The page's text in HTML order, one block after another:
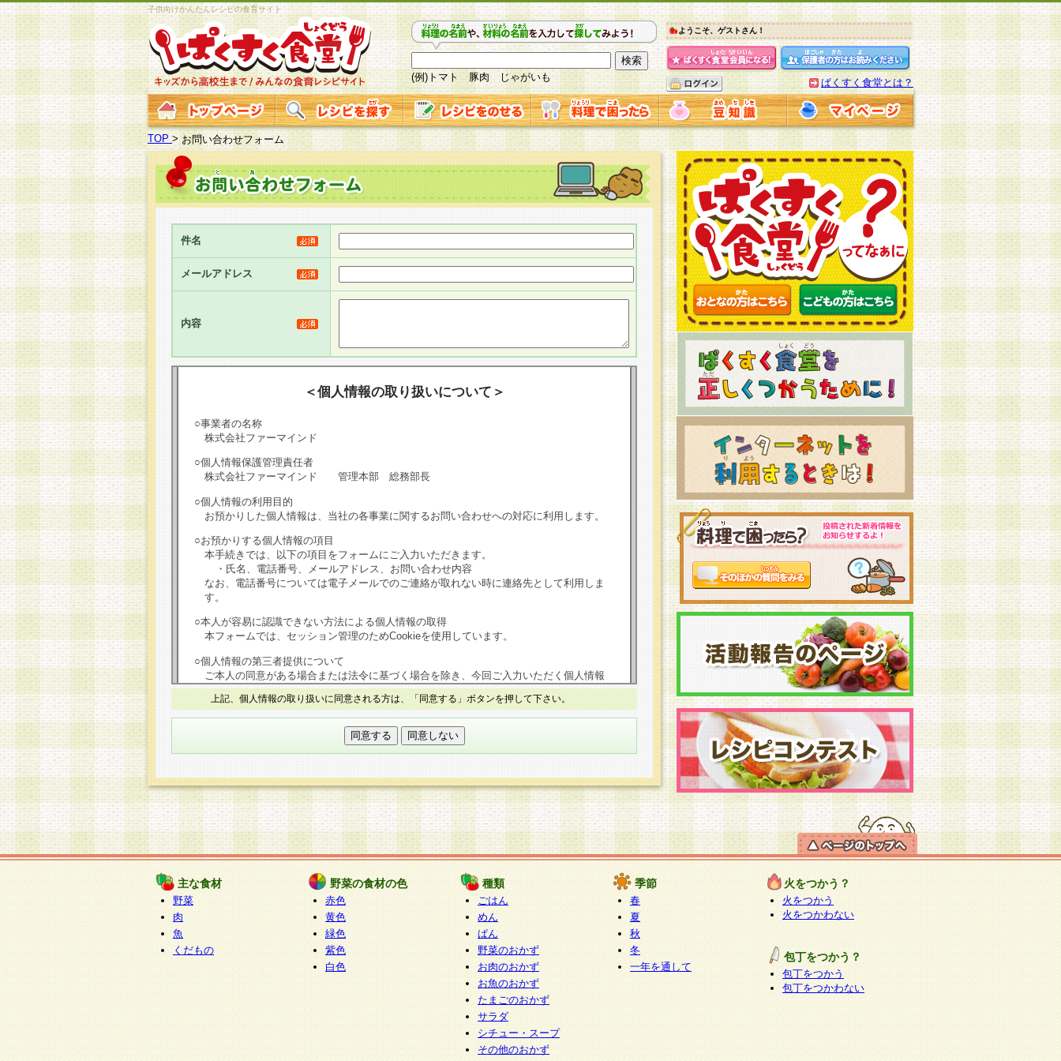
子供向けかんたんレシピの食育サイト
(例)トマト 豚肉 じゃがいも
ようこそ、ゲストさん！
ぱくすく食堂とは？
TOP >お問い合わせフォーム
件名
メールアドレス
内容
＜個人情報の取り扱いについて＞
○事業者の名称
株式会社ファーマインド
○個人情報保護管理責任者
株式会社ファーマインド 管理本部 総務部長
○個人情報の利用目的
お預かりした個人情報は、当社の各事業に関するお問い合わせへの対応に利用します。
○お預かりする個人情報の項目
本手続きでは、以下の項目をフォームにご入力いただきます。
・氏名、電話番号、メールアドレス、お問い合わせ内容
なお、電話番号については電子メールでのご連絡が取れない時に連絡先として利用しま
す。
○本人が容易に認識できない方法による個人情報の取得
本フォームでは、セッション管理のためCookieを使用しています。
○個人情報の第三者提供について
ご本人の同意がある場合または法令に基づく場合を除き、今回ご入力いただく個人情報
は第三者に提供しません。
個人情報の取り扱いを外部に委託する場合は、当社が規定する個人情報管理基準を満た
す企業を選定して委託を行い、適切な取り扱いが行われるよう監督します。
本人からの求めにより、当社が本件により取得した開示対象個人情報の利用目的の通
知・開示・内容の訂正・追加または削除・利用の停止・消去及び第三者への提供の禁止
（以下、総称して「開示等」といいます。）に応じます。
開示等に応じる窓口は以下になります。
ぱくすく食堂個人情報お客様相談窓口
paku-info@pakusuku.com
個人情報を与えることは任意ですが、個人情報の取扱いについて同意をいただけない場
合には、当社のサービスの提供、お客様からのお問い合わせ・ご相談への対応ができな
い場合がございますのでご了承ください。
上記、個人情報の取り扱いに同意される方は、「同意する」ボタンを押して下さい。
主な食材
野菜
肉
魚
くだもの
野菜の食材の色
赤色
黄色
緑色
紫色
白色
種類
ごはん
めん
ぱん
野菜のおかず
お肉のおかず
お魚のおかず
たまごのおかず
サラダ
シチュー・スープ
その他のおかず
季節
春
夏
秋
冬
一年を通して
火をつかう？
火をつかう
火をつかわない
包丁をつかう？
包丁をつかう
包丁をつかわない